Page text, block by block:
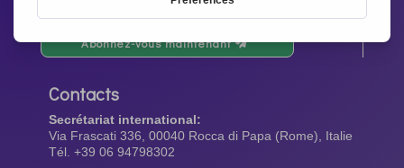
Abonnez-vous maintenant
Contacts
Secrétariat international:
Via Frascati 336, 00040 Rocca di Papa (Rome), Italie
Tél. +39 06 94798302